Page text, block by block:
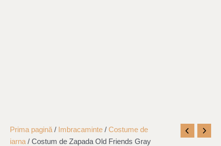
Prima pagină / Imbracaminte / Costume de
iarna / Costum de Zapada Old Friends Gray
Cantitate
Costum